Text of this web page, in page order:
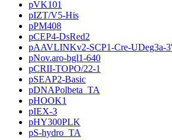
pVK101
pIZT/V5-His
pPM408
pCEP4-DsRed2
pAAVLINKv2-SCP1-Cre-UDeg3a-
pNov.aro-bgl1-640
pCRII-TOPO/22-1
pSEAP2-Basic
pDNAPolbeta_TA
pHOOK1
pIEX-3
pHY300PLK
pS-hydro_TA